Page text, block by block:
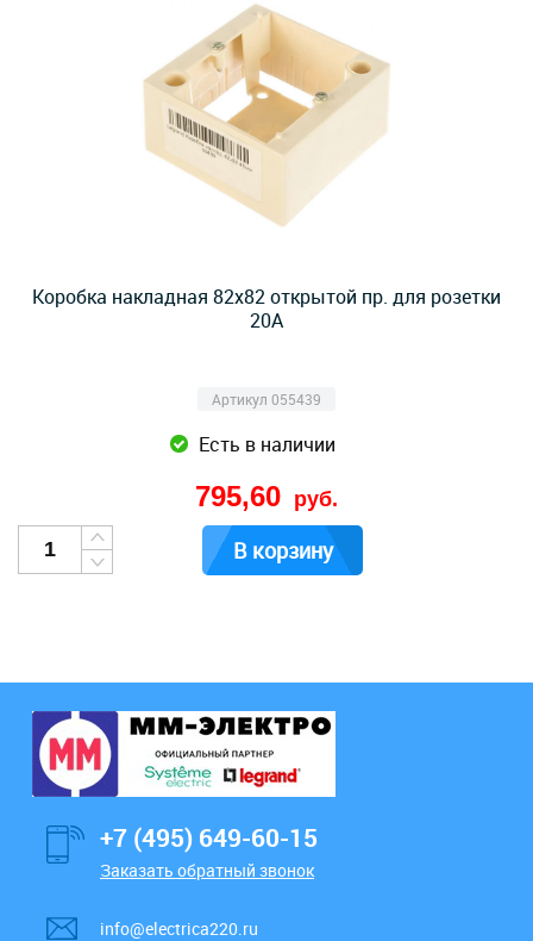
Коробка накладная 82х82 открытой пр. для розетки
20А
Артикул 055439
Есть в наличии
795,60 руб.
В корзину
+7 (495) 649-60-15
Заказать обратный звонок
info@electrica220.ru